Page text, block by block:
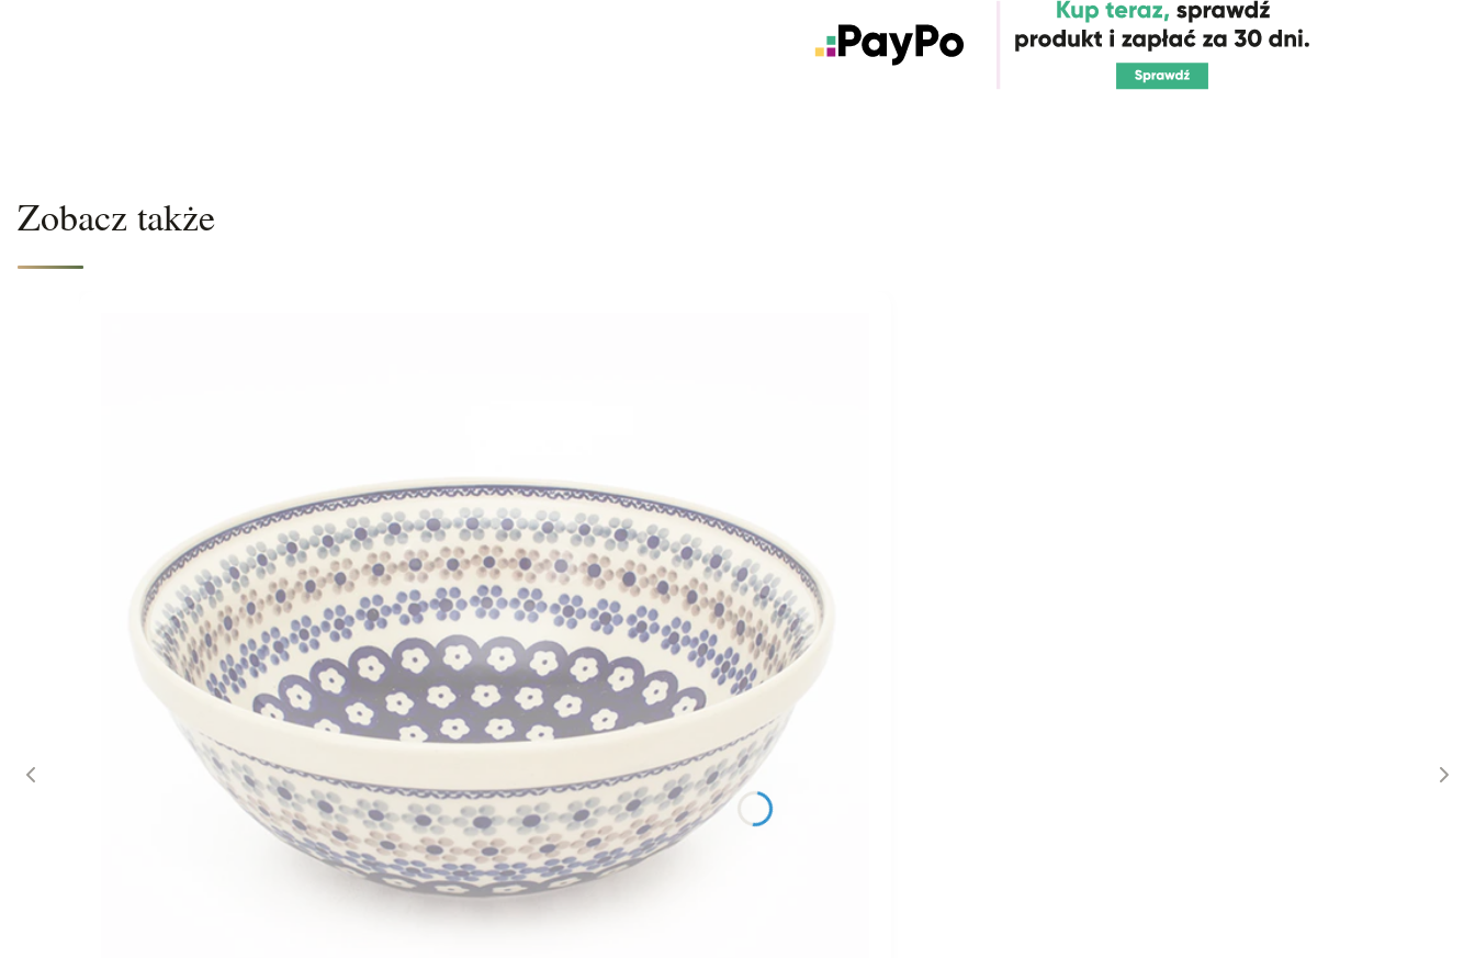
Zobacz także